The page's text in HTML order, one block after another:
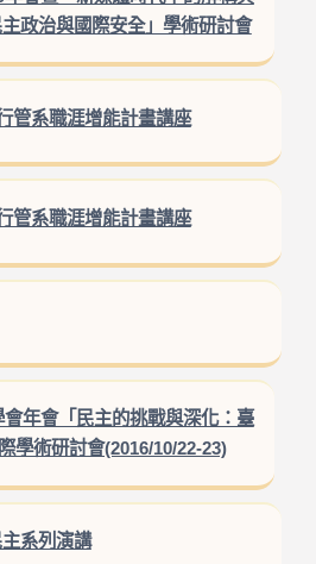
政治與國際安全」學術研討會
管系職涯增能計畫講座
管系職涯增能計畫講座
年會「民主的挑戰與深化：臺
學術研討會(2016/10/22-23)
系列演講